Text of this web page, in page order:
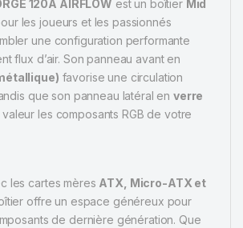
120A AIRFLOW est un boîtier Mid
les joueurs et les passionnés
une configuration performante
flux d’air. Son panneau avant en
favorise une circulation
que son panneau latéral en verre
valeur les composants RGB de votre
les cartes mères ATX, Micro-ATX et
offre un espace généreux pour
de dernière génération. Que